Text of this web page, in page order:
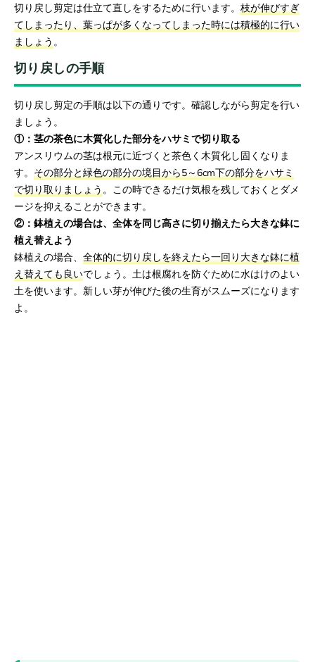
切り戻し剪定は仕立て直しをするために行います。 枝が伸びすぎ
てしまったり、葉っぱが多くなってしまった時には積極的に行い
ましょう。
切り戻しの手順
切り戻し剪定の手順は以下の通りです。確認しながら剪定を行い
ましょう。
①：茎の茶色に木質化した部分をハサミで切り取る
アンスリウムの茎は根元に近づくと茶色く木質化し固くなりま
す。 その部分と緑色の部分の境目から5～6cm下の部分をハサミ
で切り取りましょう。この時できるだけ気根を残しておくとダメ
ージを抑えることができます。
②：鉢植えの場合は、全体を同じ高さに切り揃えたら大きな鉢に
植え替えよう
鉢植えの場合、 全体的に切り戻しを終えたら一回り大きな鉢に植
え替えても良いでしょう。土は根腐れを防ぐために水はけのよい
土を使います。新しい芽が伸びた後の生育がスムーズになります
よ。